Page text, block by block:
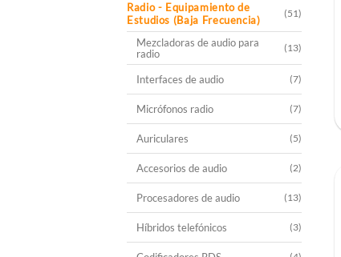
Radio - Equipamiento de
Estudios (Baja Frecuencia)
(51)
Mezcladoras de audio para
radio
(13)
Interfaces de audio (7)
Micrófonos radio (7)
Auriculares (5)
Accesorios de audio (2)
Procesadores de audio (13)
Híbridos telefónicos (3)